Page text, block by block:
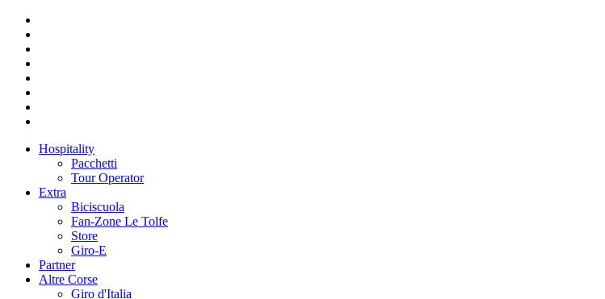
Hospitality
Pacchetti
Tour Operator
Extra
Biciscuola
Fan-Zone Le Tolfe
Store
Giro-E
Partner
Altre Corse
Giro d'Italia